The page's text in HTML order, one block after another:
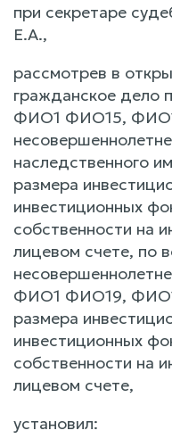
при секретаре
Е.А.,
рассмотрев в
гражданское
ФИО1 ФИО15,
наследственного
размера
инвестиционных
собственности на
лицевом счете, по
ФИО1 ФИО19,
размера
инвестиционных
собственности на
лицевом счете,
установил: